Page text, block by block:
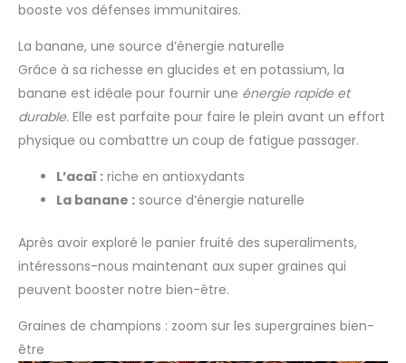
booste vos défenses immunitaires.
La banane, une source d’énergie naturelle
Grâce à sa richesse en glucides et en potassium, la
banane est idéale pour fournir une énergie rapide et
durable. Elle est parfaite pour faire le plein avant un effort
physique ou combattre un coup de fatigue passager.
L’acaï : riche en antioxydants
La banane : source d’énergie naturelle
Après avoir exploré le panier fruité des superaliments,
intéressons-nous maintenant aux super graines qui
peuvent booster notre bien-être.
Graines de champions : zoom sur les supergraines bien-
être